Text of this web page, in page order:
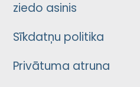
ziedo asinis
Sīkdatņu politika
Privātuma atruna